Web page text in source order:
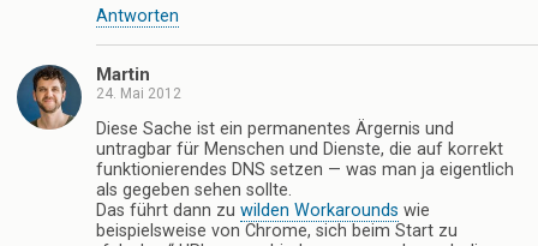
Antworten
Martin
24. Mai 2012
Diese Sache ist ein permanentes Ärgernis und
untragbar für Menschen und Dienste, die auf korrekt
funktionierendes DNS setzen — was man ja eigentlich
als gegeben sehen sollte.
Das führt dann zu wilden Workarounds wie
beispielsweise von Chrome, sich beim Start zu